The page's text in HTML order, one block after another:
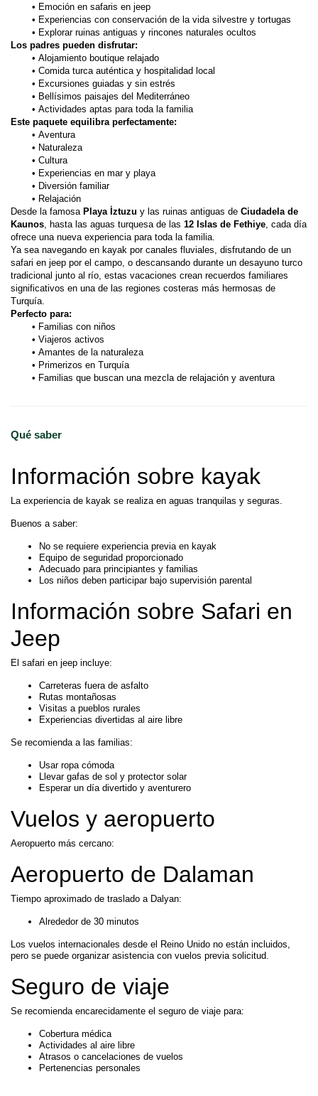
Emoción en safaris en jeep
Experiencias con conservación de la vida silvestre y tortugas
Explorar ruinas antiguas y rincones naturales ocultos
Los padres pueden disfrutar:
Alojamiento boutique relajado
Comida turca auténtica y hospitalidad local
Excursiones guiadas y sin estrés
Bellísimos paisajes del Mediterráneo
Actividades aptas para toda la familia
Este paquete equilibra perfectamente:
Aventura
Naturaleza
Cultura
Experiencias en mar y playa
Diversión familiar
Relajación
Desde la famosa Playa İztuzu y las ruinas antiguas de Ciudadela de
Kaunos, hasta las aguas turquesa de las 12 Islas de Fethiye, cada día
ofrece una nueva experiencia para toda la familia.
Ya sea navegando en kayak por canales fluviales, disfrutando de un
safari en jeep por el campo, o descansando durante un desayuno turco
tradicional junto al río, estas vacaciones crean recuerdos familiares
significativos en una de las regiones costeras más hermosas de
Turquía.
Perfecto para:
Familias con niños
Viajeros activos
Amantes de la naturaleza
Primerizos en Turquía
Familias que buscan una mezcla de relajación y aventura
Qué saber
Información sobre kayak
La experiencia de kayak se realiza en aguas tranquilas y seguras.
Buenos a saber:
No se requiere experiencia previa en kayak
Equipo de seguridad proporcionado
Adecuado para principiantes y familias
Los niños deben participar bajo supervisión parental
Información sobre Safari en
Jeep
El safari en jeep incluye:
Carreteras fuera de asfalto
Rutas montañosas
Visitas a pueblos rurales
Experiencias divertidas al aire libre
Se recomienda a las familias:
Usar ropa cómoda
Llevar gafas de sol y protector solar
Esperar un día divertido y aventurero
Vuelos y aeropuerto
Aeropuerto más cercano:
Aeropuerto de Dalaman
Tiempo aproximado de traslado a Dalyan:
Alrededor de 30 minutos
Los vuelos internacionales desde el Reino Unido no están incluidos,
pero se puede organizar asistencia con vuelos previa solicitud.
Seguro de viaje
Se recomienda encarecidamente el seguro de viaje para:
Cobertura médica
Actividades al aire libre
Atrasos o cancelaciones de vuelos
Pertenencias personales